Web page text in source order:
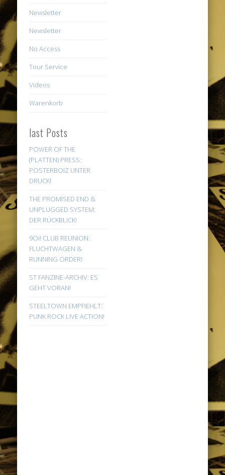
Newsletter
Newsletter
No Access
Tour Service
Videos
Warenkorb
last Posts
POWER OF THE
(PLATTEN) PRESS:
POSTERBOIZ UNTER
DRUCK!
THE PROMISED END &
UNPLUGGED SYSTEM:
DER RÜCKBLICK!
9Oi! CLUB REUNION:
FLUCHTWAGEN &
RUNNING ORDER!
ST FANZINE-ARCHIV: ES
GEHT VORAN!
STEELTOWN EMPFIEHLT:
PUNK ROCK LIVE ACTION!